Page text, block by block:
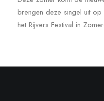
brengen deze singel uit
het Rijvers Festival in